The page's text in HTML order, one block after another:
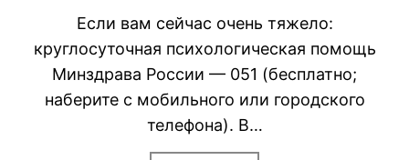
Если вам сейчас очень тяжело:
круглосуточная психологическая помощь
Минздрава России — 051 (бесплатно;
наберите с мобильного или городского
телефона). В…